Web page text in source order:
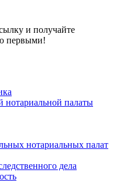
и получайте
первыми!
нотариальной палаты
нотариальных палат
дела